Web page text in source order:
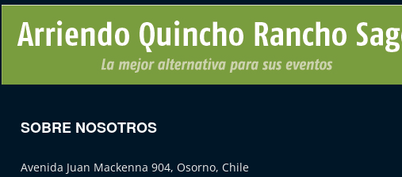
SOBRE NOSOTROS
Avenida Juan Mackenna 904, Osorno, Chile